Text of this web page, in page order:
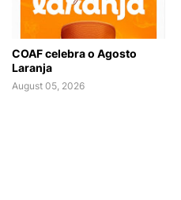
COAF celebra o Agosto
Laranja
August 05, 2026